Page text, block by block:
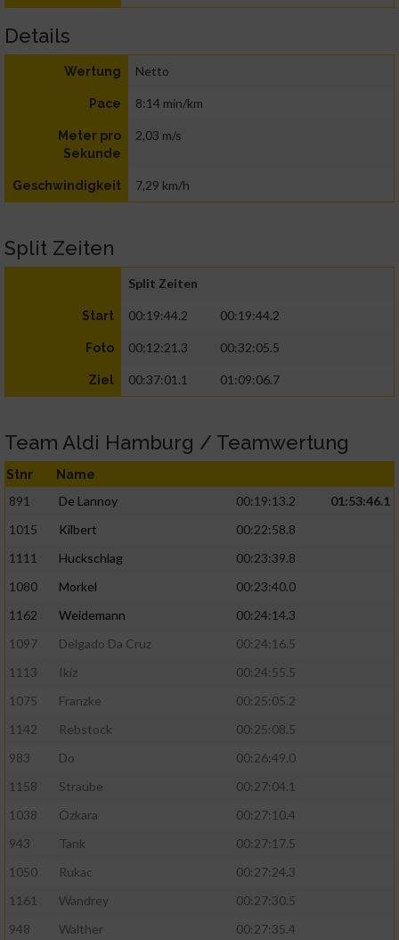
Details
Wertung Netto
Pace 8:14 min/km
Meter pro
Sekunde
2,03 m/s
Geschwindigkeit 7,29 km/h
Split Zeiten
Split Zeiten
Start 00:19:44.2 00:19:44.2
Foto 00:12:21.3 00:32:05.5
Ziel 00:37:01.1 01:09:06.7
Team Aldi Hamburg / Teamwertung
Stnr Name
891 De Lannoy 00:19:13.2
01:53:46.1
1015
Kilbert
00:22:58.8
1111
Huckschlag
00:23:39.8
1080
Morkel
00:23:40.0
1162
Weidemann
00:24:14.3
1097
Delgado Da Cruz
00:24:16.5
1113
Ikiz
00:24:55.5
1075
Franzke
00:25:05.2
1142
Rebstock
00:25:08.5
983
Do
00:26:49.0
1158
Straube
00:27:04.1
1038
Özkara
00:27:10.4
943
Tank
00:27:17.5
1050
Rukac
00:27:24.3
1161
Wandrey
00:27:30.5
948
Walther
00:27:35.4